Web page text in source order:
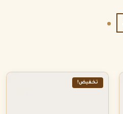
تخفيض!